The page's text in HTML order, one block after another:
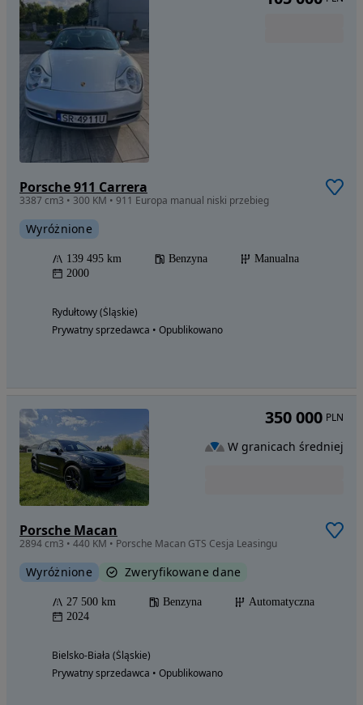
Porsche 911 Carrera
3387 cm3 • 300 KM • 911 Europa manual niski przebieg
Wyróżnione
139 495 km Benzyna
Manualna
2000
Rydułtowy (Śląskie)
Prywatny sprzedawca • Opublikowano
Porsche Macan
2894 cm3 • 440 KM • Porsche Macan GTS Cesja Leasingu
Wyróżnione Zweryfikowane dane
27 500 km Benzyna
Automatyczna
2024
Bielsko-Biała (Śląskie)
Prywatny sprzedawca • Opublikowano
350 000 PLN
W granicach średniej